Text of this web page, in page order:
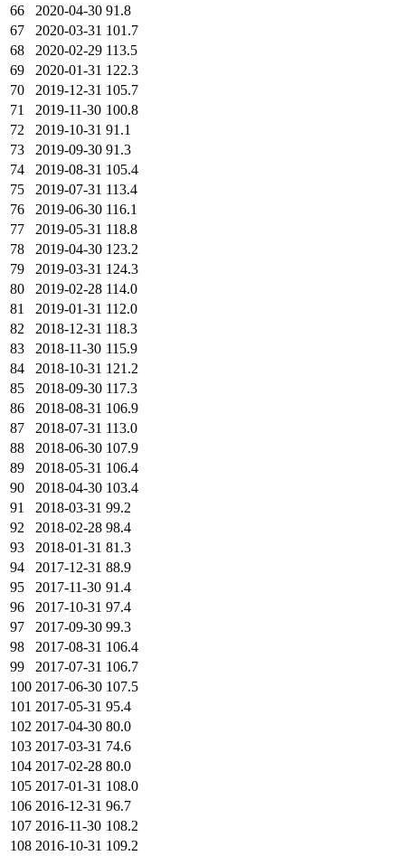
66
2020-04-30 91.8
67
2020-03-31 101.7
68
2020-02-29 113.5
69
2020-01-31 122.3
70
2019-12-31 105.7
71
2019-11-30 100.8
72
2019-10-31 91.1
73
2019-09-30 91.3
74
2019-08-31 105.4
75
2019-07-31 113.4
76
2019-06-30 116.1
77
2019-05-31 118.8
78
2019-04-30 123.2
79
2019-03-31 124.3
80
2019-02-28 114.0
81
2019-01-31 112.0
82
2018-12-31 118.3
83
2018-11-30 115.9
84
2018-10-31 121.2
85
2018-09-30 117.3
86
2018-08-31 106.9
87
2018-07-31 113.0
88
2018-06-30 107.9
89
2018-05-31 106.4
90
2018-04-30 103.4
91
2018-03-31 99.2
92
2018-02-28 98.4
93
2018-01-31 81.3
94
2017-12-31 88.9
95
2017-11-30 91.4
96
2017-10-31 97.4
97
2017-09-30 99.3
98
2017-08-31 106.4
99
2017-07-31 106.7
100 2017-06-30 107.5
101 2017-05-31 95.4
102 2017-04-30 80.0
103 2017-03-31 74.6
104 2017-02-28 80.0
105 2017-01-31 108.0
106 2016-12-31 96.7
107 2016-11-30 108.2
108 2016-10-31 109.2